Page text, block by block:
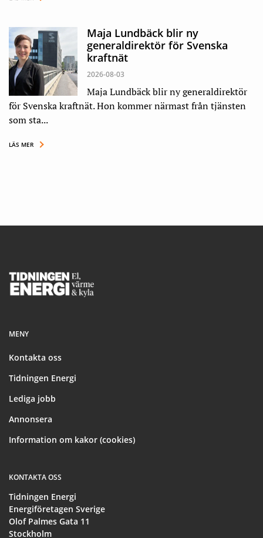
Maja Lundbäck blir ny
generaldirektör för Svenska
kraftnät
2026-08-03
Maja Lundbäck blir ny generaldirektör
för Svenska kraftnät. Hon kommer närmast från tjänsten
som sta...
LÄS MER
Footer
MENY
Kontakta oss
Tidningen Energi
Lediga jobb
Annonsera
Information om kakor (cookies)
KONTAKTA OSS
Tidningen Energi
Energiföretagen Sverige
Olof Palmes Gata 11
Stockholm